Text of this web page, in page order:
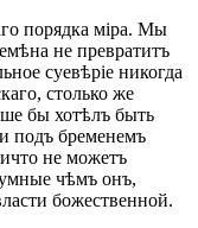
порядка міра. Мы
не превратитъ
суевѣріе никогда
столько же
бы хотѣлъ быть
подъ бременемъ
не можетъ
чѣмъ онъ,
божественной.